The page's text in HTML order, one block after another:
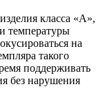
класса «А»,
температуры
на
такого
поддерживать
без нарушения